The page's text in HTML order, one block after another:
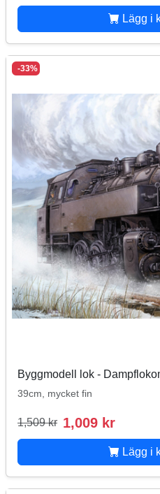
Lägg i
-33%
Byggmodell lok -
39cm, mycket fin
1,509 kr 1,009 kr
Lägg i